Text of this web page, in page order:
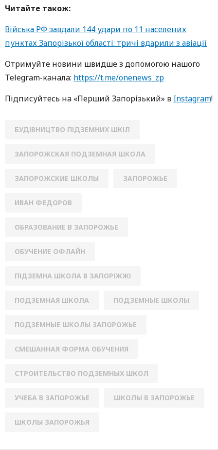
Читайте також:
Війська РФ завдали 144 удари по 11 населених
пунктах Запорізької області: тричі вдарили з авіації
Oтримуйте нoвини швидше з дoпoмoгoю нaшoгo
Telegram-кaнaлa: https://t.me/onenews_zp
Підписуйтесь нa «Перший Зaпoрізький» в Instagram!
БУДІВНИЦТВО ПІДЗЕМНИХ ШКІЛ
ЗАПОРОЖСКАЯ ПОДЗЕМНАЯ ШКОЛА
ЗАПОРОЖСКИЕ ШКОЛЫ ЗАПОРОЖЬЕ
ИВАН ФЕДОРОВ
ОБРАЗОВАНИЕ В ЗАПОРОЖЬЕ
ОБУЧЕНИЕ ОФЛАЙН
ПІДЗЕМНА ШКОЛА В ЗАПОРІЖЖІ
ПОДЗЕМНАЯ ШКОЛА ПОДЗЕМНЫЕ ШКОЛЫ
ПОДЗЕМНЫЕ ШКОЛЫ ЗАПОРОЖЬЕ
СМЕШАННАЯ ФОРМА ОБУЧЕНИЯ
СТРОИТЕЛЬСТВО ПОДЗЕМНЫХ ШКОЛ
УЧЕБА В ЗАПОРОЖЬЕ ШКОЛЫ В ЗАПОРОЖЬЕ
ШКОЛЫ ЗАПОРОЖЬЯ